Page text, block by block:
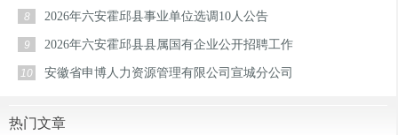
8 2026年六安霍邱县事业单位选调10人公告
9 2026年六安霍邱县县属国有企业公开招聘工作
10 安徽省申博人力资源管理有限公司宣城分公司
热门文章